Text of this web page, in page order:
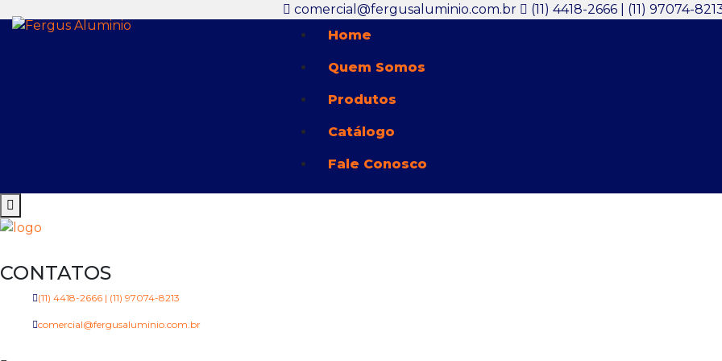
comercial@fergusaluminio.com.br
(11) 4418-2666 | (11) 97074-
Home
Quem Somos
Produtos
Catálogo
Fale Conosco
CONTATOS
(11) 4418-2666 | (11) 97074-8213
comercial@fergusaluminio.com.br